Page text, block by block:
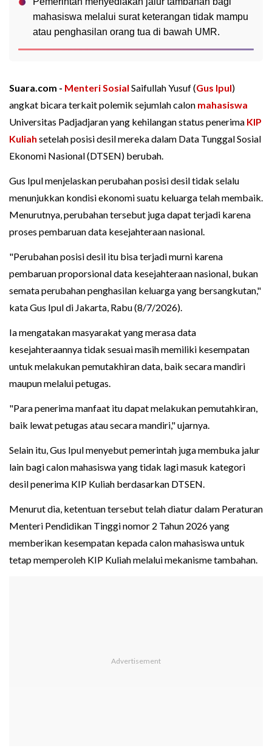
mahasiswa melalui surat keterangan tidak mampu
atau penghasilan orang tua di bawah UMR.
Suara.com - Menteri Sosial Saifullah Yusuf (Gus Ipul)
angkat bicara terkait polemik sejumlah calon mahasiswa
Universitas Padjadjaran yang kehilangan status penerima KIP
Kuliah setelah posisi desil mereka dalam Data Tunggal Sosial
Ekonomi Nasional (DTSEN) berubah.
Gus Ipul menjelaskan perubahan posisi desil tidak selalu
menunjukkan kondisi ekonomi suatu keluarga telah membaik.
Menurutnya, perubahan tersebut juga dapat terjadi karena
proses pembaruan data kesejahteraan nasional.
"Perubahan posisi desil itu bisa terjadi murni karena
pembaruan proporsional data kesejahteraan nasional, bukan
semata perubahan penghasilan keluarga yang bersangkutan,"
kata Gus Ipul di Jakarta, Rabu (8/7/2026).
Ia mengatakan masyarakat yang merasa data
kesejahteraannya tidak sesuai masih memiliki kesempatan
untuk melakukan pemutakhiran data, baik secara mandiri
maupun melalui petugas.
"Para penerima manfaat itu dapat melakukan pemutahkiran,
baik lewat petugas atau secara mandiri," ujarnya.
Selain itu, Gus Ipul menyebut pemerintah juga membuka jalur
lain bagi calon mahasiswa yang tidak lagi masuk kategori
desil penerima KIP Kuliah berdasarkan DTSEN.
Menurut dia, ketentuan tersebut telah diatur dalam Peraturan
Menteri Pendidikan Tinggi nomor 2 Tahun 2026 yang
memberikan kesempatan kepada calon mahasiswa untuk
tetap memperoleh KIP Kuliah melalui mekanisme tambahan.